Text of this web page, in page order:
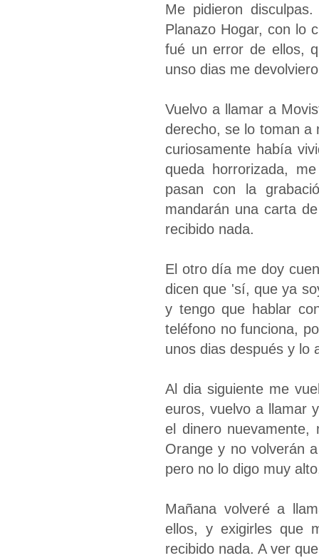
Me pidieron
Planazo Hogar, con lo
fué un error de ellos,
unso dias me
Vuelvo a llamar a
derecho, se lo toman a
curiosamente había
queda horrorizada,
pasan con la
mandarán una carta
recibido nada.
El otro día me doy
dicen que 'sí, que ya
y tengo que hablar
teléfono no funciona,
unos dias después y lo
Al dia siguiente me
euros, vuelvo a llamar
el dinero
Orange y no volverán
pero no lo digo muy
Mañana volveré a
ellos, y exigirles que
recibido nada. A ver